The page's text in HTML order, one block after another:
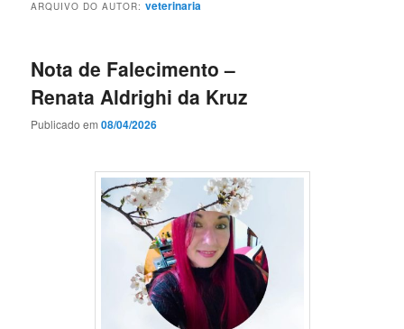
ARQUIVO DO AUTOR:veterinaria
Nota de Falecimento –
Renata Aldrighi da Kruz
Publicado em08/04/2026